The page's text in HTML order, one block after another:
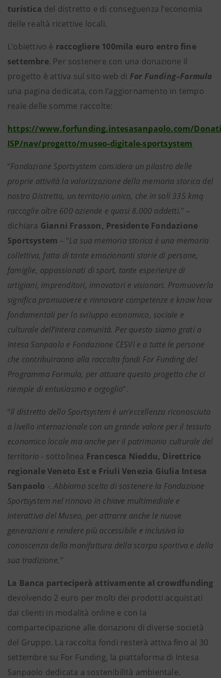
turistica del distretto e di conseguenza l’economia
delle realtà ricettive locali.
L’obiettivo è raccogliere 100mila euro entro fine
settembre. Per sostenere con una donazione il
progetto è attiva sul sito web di For Funding–Formula
una pagina dedicata, con l’aggiornamento in tempo
reale delle somme raccolte:
https://www.forfunding.intesasanpaolo.com/
ISP/nav/progetto/museo-digitale-sportsystem
“Fondazione Sportsystem considera un pilastro delle
proprie attività la valorizzazione della memoria storica del
nostro Distretto, un territorio unico, che in soli 335 kmq
raccoglie oltre 600 aziende e quasi 8.000 addetti.” –
dichiara Gianni Frasson, Presidente Fondazione
Sportsystem – “La sua memoria storica è una memoria
collettiva, fatta di tante emozionanti storie di persone,
famiglie, appassionati di sport, tante esperienze di
artigiani, imprenditori, innovatori e visionari. Promuoverla
significa promuovere e rinnovare competenze e know how
fondamentali per lo sviluppo economico, sociale e
culturale dell’intera comunità. Per questo siamo grati a
Intesa Sanpaolo e Fondazione CESVI e a tutte le persone
che contribuiranno alla raccolta fondi For Funding del
Programma Formula, per attuare questo progetto che ci
riempie di entusiasmo e orgoglio”.
“Il distretto dello Sportsystem è un’eccellenza riconosciuta
a livello internazionale con un grande valore per il tessuto
economico locale ma anche per il patrimonio culturale del
territorio - sottolinea Francesca Nieddu, Direttrice
regionale Veneto Est e Friuli Venezia Giulia Intesa
Sanpaolo -.Abbiamo scelto di sostenere la Fondazione
Sportsystem nel rinnovo in chiave multimediale e
interattiva del Museo, per attrarre anche le nuove
generazioni e rendere più accessibile e inclusiva la
conoscenza della manifattura della scarpa sportiva e della
sua tradizione.”
La Banca parteciperà attivamente al crowdfunding
devolvendo 2 euro per molti dei prodotti acquistati
dai clienti in modalità online e con la
compartecipazione alle donazioni di diverse società
del Gruppo. La raccolta fondi resterà attiva fino al 30
settembre su For Funding, la piattaforma di Intesa
Sanpaolo dedicata a sostenibilità ambientale,